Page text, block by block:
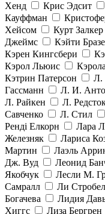
Хенд
Крис Эдсит
Кауффман
Хейсом
Курт Залкер
Джеймс
Кэйти
Кэрен Кингсбери
Кэрол Льюис
Кэтрин Патерсон
Л.
Гассманн
Л. И.
Л. Райкен
Л.
Савченко
Л. Стил
Ренді Елкорн
Лара
Железняк
Лариса
Мартин
Лаэль
Дж. Вуд
Леонид
Якобчук
Лесли М.
Самралл
Ли Стробел
Богачева
Лидия
Хиггс
Лиза Бергрен